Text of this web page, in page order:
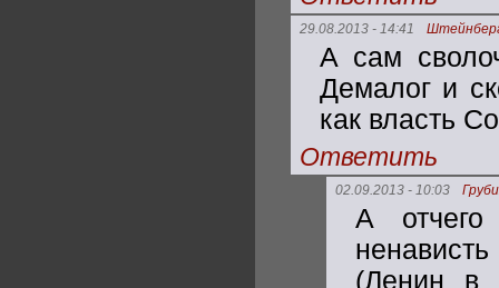
29.08.2013 - 14:41
А сам
Демалог и
как власть
Ответить
02.09.2013 - 10:03
А
(Ленин в